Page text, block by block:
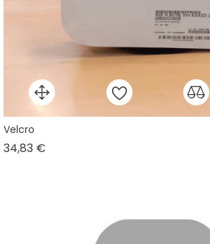
Velcro
34,83 €